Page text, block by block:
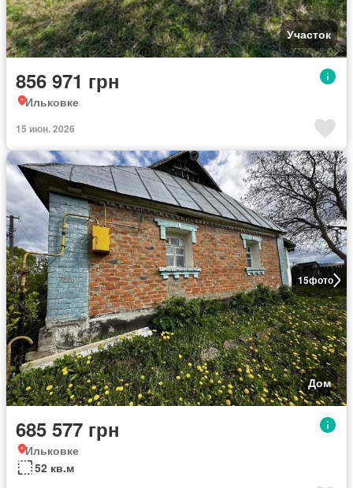
Участок
856 971 грн
Ильковке
15 июн. 2026
15фото
Дом
685 577 грн
Ильковке
52 кв.м